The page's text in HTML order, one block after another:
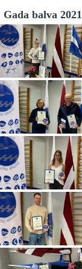
Gada balva 2021